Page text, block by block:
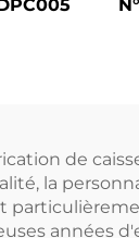
de
la
années